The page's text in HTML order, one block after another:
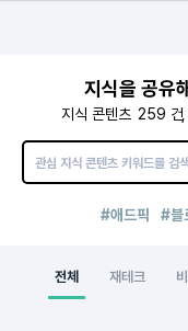
지식을 공유
지식 콘텐츠 259 건
#애드픽 #블
전체 재테크